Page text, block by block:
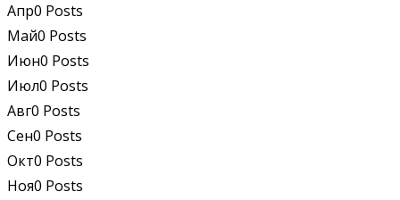
Апр0 Posts
Май0 Posts
Июн0 Posts
Июл0 Posts
Авг0 Posts
Сен0 Posts
Окт0 Posts
Ноя0 Posts